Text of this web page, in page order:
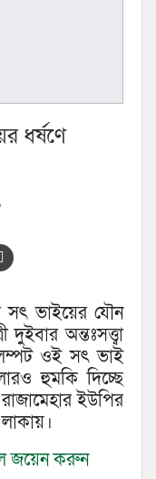
ধর্ষণে
সৎ ভাইয়ের যৌন
অন্তঃসত্ত্বা
ওই সৎ ভাই
হুমকি দিচ্ছে
ইউপির
জয়েন করুন